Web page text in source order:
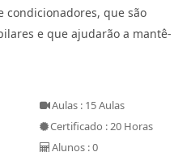
condicionadores, que são
e que ajudarão a mantê-
Aulas : 15 Aulas
Certificado : 20 Horas
Alunos : 0